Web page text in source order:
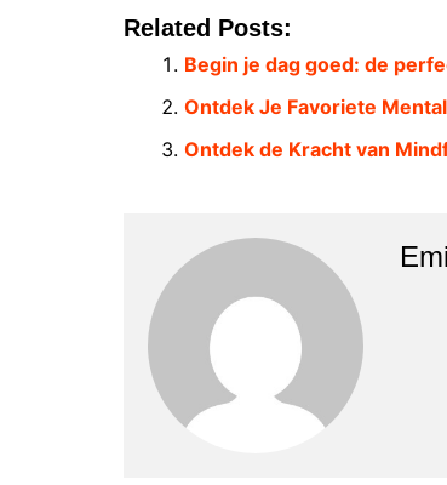
Related Posts:
Begin je dag goed: de
Ontdek Je Favoriete
Ontdek de Kracht van